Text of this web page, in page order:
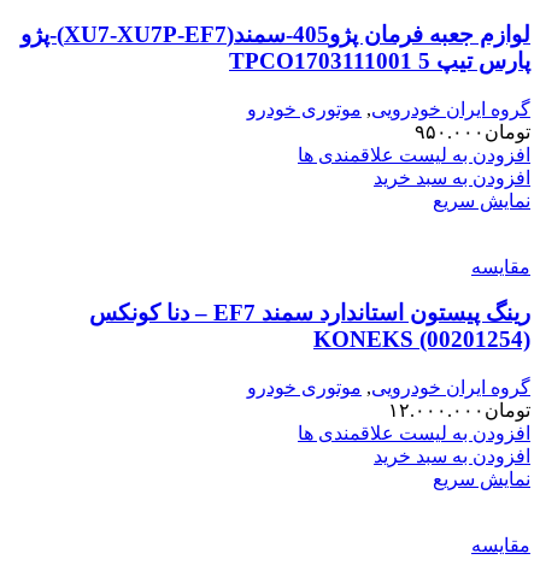
لوازم جعبه فرمان پژو405-سمند(XU7-XU7P-EF7)-پژو
پارس تیپ 5 TPCO1703111001
گروه ایران خودرویی, موتوری خودرو
تومان ۹۵۰.۰۰۰
افزودن به لیست علاقمندی ها
افزودن به سبد خرید
نمایش سریع
مقایسه
رینگ پیستون استاندارد سمند EF7 – دنا کونکس
KONEKS (00201254)
گروه ایران خودرویی, موتوری خودرو
تومان ۱۲.۰۰۰.۰۰۰
افزودن به لیست علاقمندی ها
افزودن به سبد خرید
نمایش سریع
مقایسه